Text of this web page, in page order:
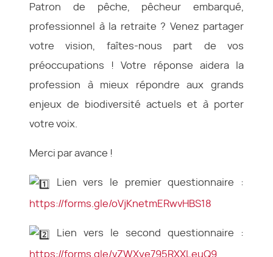
Patron de pêche, pêcheur embarqué,
professionnel à la retraite ? Venez partager
votre vision, faîtes-nous part de vos
préoccupations ! Votre réponse aidera la
profession à mieux répondre aux grands
enjeux de biodiversité actuels et à porter
votre voix.
Merci par avance !
Lien vers le premier questionnaire :
https://forms.gle/oVjKnetmERwvHBS18
Lien vers le second questionnaire :
https://forms.gle/vZWXye795RXXLeuQ9